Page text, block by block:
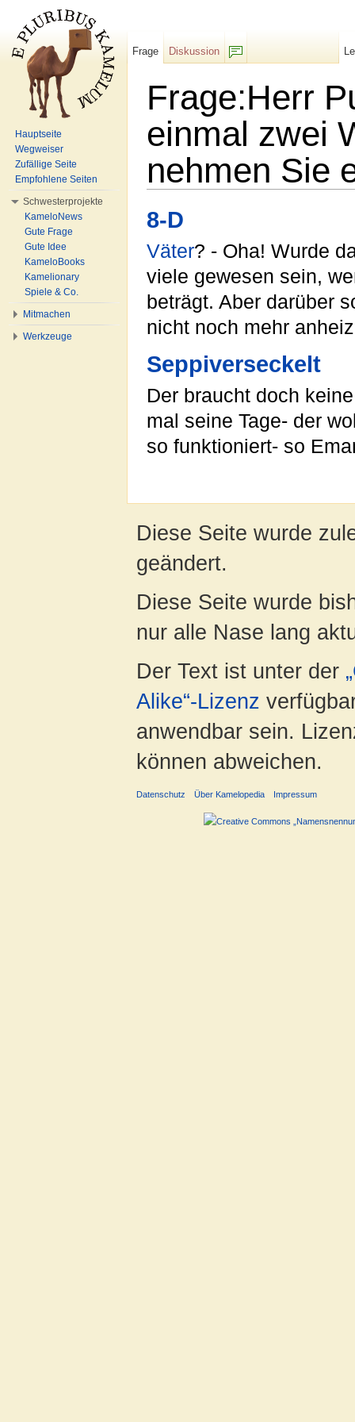
Frage:Herr
einmal zwei
nehmen Sie
8-D
Väter? - Oha! Wurde
viele gewesen sein,
beträgt. Aber darüber
nicht noch mehr
Seppiverseckelt
Der braucht doch
mal seine Tage- der
so funktioniert- so
Frage
Diskussion
Hauptseite
Wegweiser
Zufällige Seite
Empfohlene Seiten
Schwesterprojekte
KameloNews
Gute Frage
Gute Idee
KameloBooks
Kamelionary
Spiele & Co.
Mitmachen
Werkzeuge
Diese Seite wurde
geändert.
Diese Seite wurde
nur alle Nase lang
Der Text ist unter der
Alike“-Lizenz
anwendbar sein.
können abweichen.
Datenschutz Über Kamelopedia Impressum